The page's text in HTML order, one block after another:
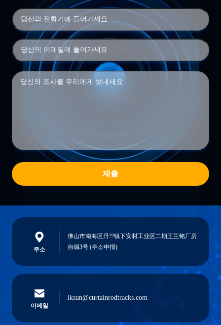
제출
주소
佛山市南海区丹??镇下安村工业区二期王兰铭厂房
自编3号 (주소申报)
이메일
iksun@curtainrodtracks.com